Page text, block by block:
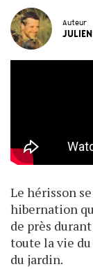
Auteur
JULIEN
Le hérisson
hibernation
de près
toute la vie
du jardin.